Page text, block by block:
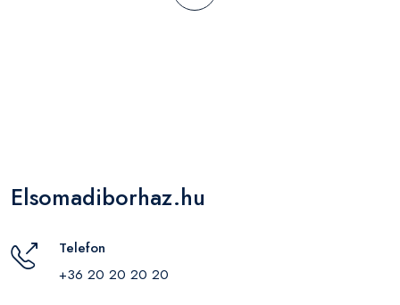
Elsomadiborhaz.hu
Telefon
+36 20 20 20 20